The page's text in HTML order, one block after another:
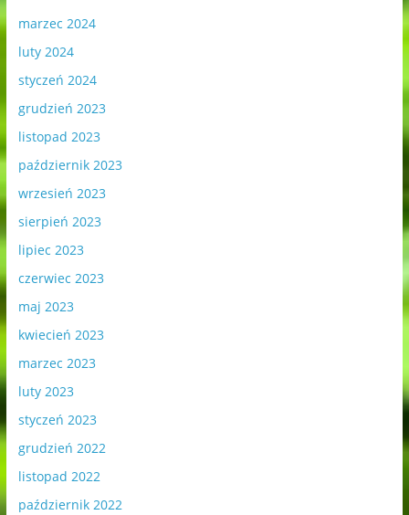
marzec 2024
luty 2024
styczeń 2024
grudzień 2023
listopad 2023
październik 2023
wrzesień 2023
sierpień 2023
lipiec 2023
czerwiec 2023
maj 2023
kwiecień 2023
marzec 2023
luty 2023
styczeń 2023
grudzień 2022
listopad 2022
październik 2022